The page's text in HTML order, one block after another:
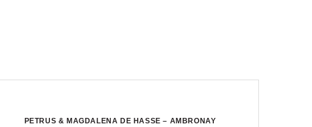
PETRUS & MAGDALENA DE HASSE – AMBRONAY